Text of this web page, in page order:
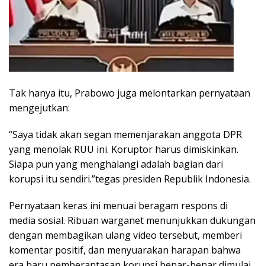
Tak hanya itu, Prabowo juga melontarkan pernyataan
mengejutkan:
“Saya tidak akan segan memenjarakan anggota DPR
yang menolak RUU ini. Koruptor harus dimiskinkan.
Siapa pun yang menghalangi adalah bagian dari
korupsi itu sendiri.”tegas presiden Republik Indonesia.
Pernyataan keras ini menuai beragam respons di
media sosial. Ribuan warganet menunjukkan dukungan
dengan membagikan ulang video tersebut, memberi
komentar positif, dan menyuarakan harapan bahwa